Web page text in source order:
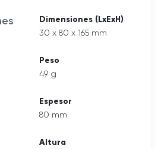
Dimensiones (LxExH)
30 x 80 x 165 mm
Peso
49 g
Espesor
80 mm
Altura